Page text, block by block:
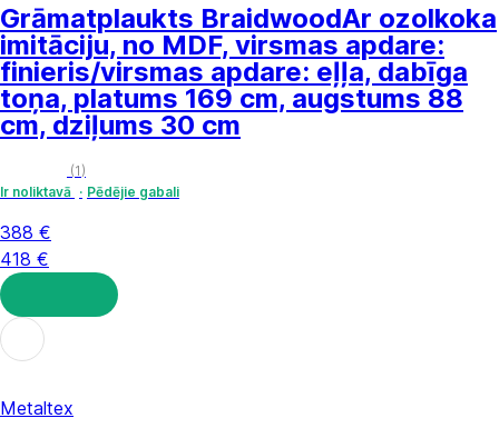
Grāmatplaukts BraidwoodAr ozolkoka
imitāciju, no MDF, virsmas apdare:
finieris/virsmas apdare: eļļa, dabīga
toņa, platums 169 cm, augstums 88
cm, dziļums 30 cm
(1 )
Ir noliktavā
Pēdējie gabali
388 €
418 €
LIKT GROZĀ
Metaltex